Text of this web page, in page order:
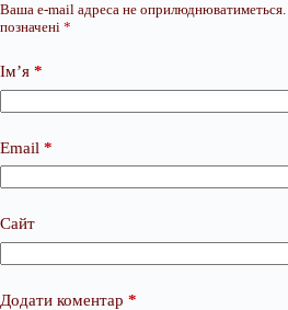
Ваша e-mail адреса не оприлюднюватиметься.
позначені *
Ім’я *
Email *
Сайт
Додати коментар *